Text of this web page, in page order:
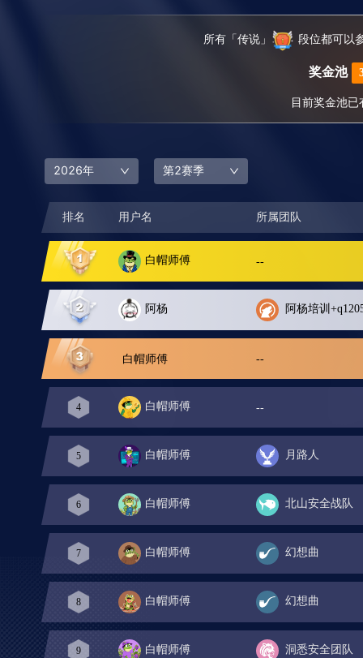
所有「传说」 段位都可以
奖金池
目前奖金池
2026年 第2赛季
排名 用户名 所属团队
白帽师傅 --
阿杨 阿杨培训
白帽师傅 --
4 白帽师傅 --
5 白帽师傅 月路人
6 白帽师傅 北山安全战队
7 白帽师傅 幻想曲
8 白帽师傅 幻想曲
9 白帽师傅 洞悉安全团队